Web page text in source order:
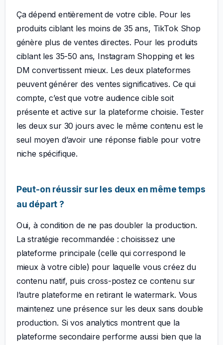
Ça dépend entièrement de votre cible. Pour les
produits ciblant les moins de 35 ans, TikTok Shop
génère plus de ventes directes. Pour les produits
ciblant les 35-50 ans, Instagram Shopping et les
DM convertissent mieux. Les deux plateformes
peuvent générer des ventes significatives. Ce qui
compte, c’est que votre audience cible soit
présente et active sur la plateforme choisie. Tester
les deux sur 30 jours avec le même contenu est le
seul moyen d’avoir une réponse fiable pour votre
niche spécifique.
Peut-on réussir sur les deux en même temps
au départ ?
Oui, à condition de ne pas doubler la production.
La stratégie recommandée : choisissez une
plateforme principale (celle qui correspond le
mieux à votre cible) pour laquelle vous créez du
contenu natif, puis cross-postez ce contenu sur
l’autre plateforme en retirant le watermark. Vous
maintenez une présence sur les deux sans double
production. Si vos analytics montrent que la
plateforme secondaire performe aussi bien que la